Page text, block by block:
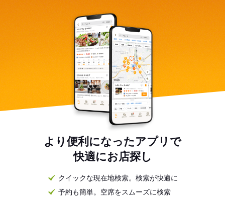
より便利になったアプリで
快適にお店探し
クイックな現在地検索。検索が快適に
予約も簡単。空席をスムーズに検索